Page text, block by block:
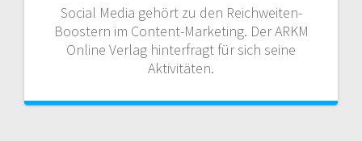
Social Media gehört zu den Reichweiten-
Boostern im Content-Marketing. Der ARKM
Online Verlag hinterfragt für sich seine
Aktivitäten.